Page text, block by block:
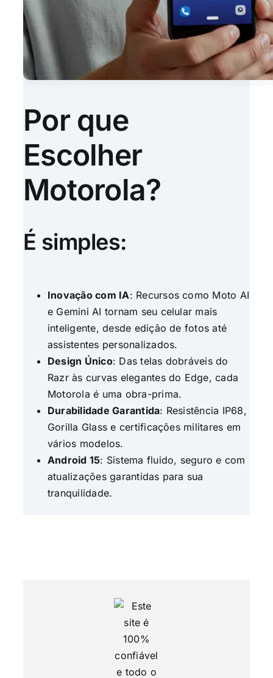
Por que
Escolher
Motorola?
É simples:
Inovação com IA: Recursos como Moto AI
e Gemini AI tornam seu celular mais
inteligente, desde edição de fotos até
assistentes personalizados.
Design Único: Das telas dobráveis do
Razr às curvas elegantes do Edge, cada
Motorola é uma obra-prima.
Durabilidade Garantida: Resistência IP68,
Gorilla Glass e certificações militares em
vários modelos.
Android 15: Sistema fluido, seguro e com
atualizações garantidas para sua
tranquilidade.